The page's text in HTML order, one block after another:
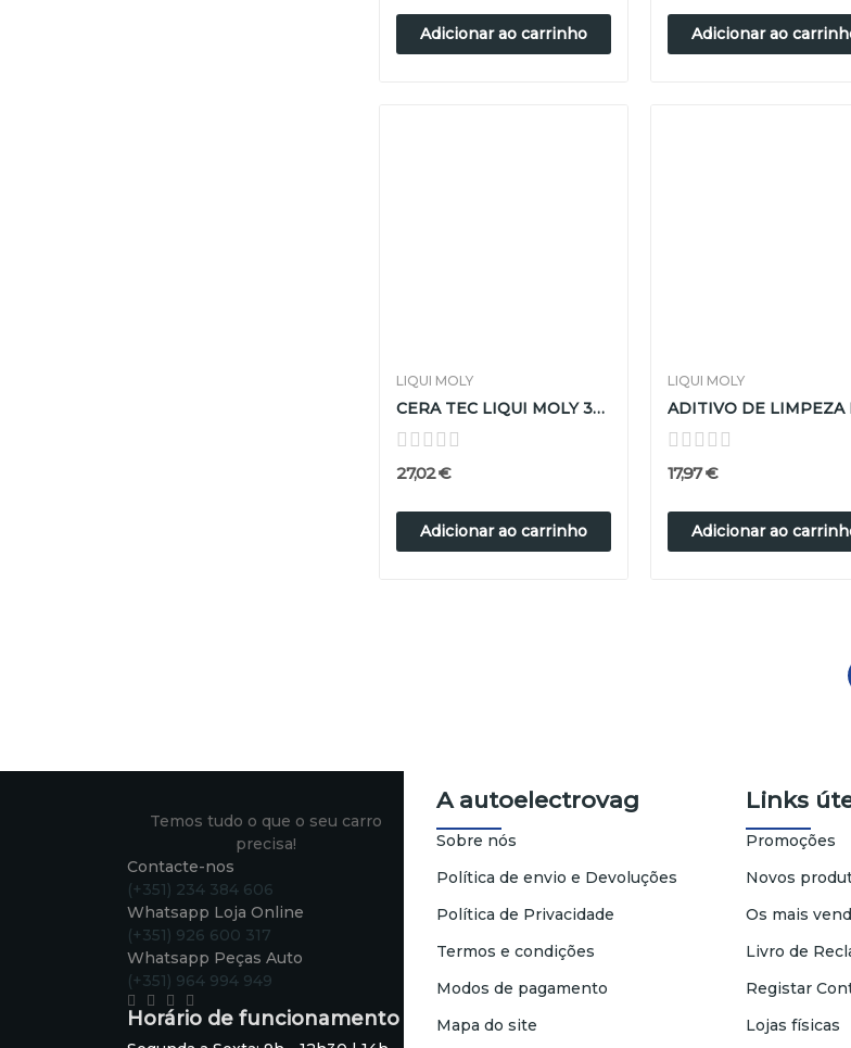
Adicionar ao carrinho Adicionar ao
LIQUI MOLY
CERA TEC LIQUI MOLY 300ML
27,02 €
Adicionar ao carrinho
LIQUI MOLY
17,97 €
Adicionar ao
Temos tudo o que o seu carro
precisa!
Contacte-nos
(+351) 234 384 606
Whatsapp Loja Online
(+351) 926 600 317
Whatsapp Peças Auto
(+351) 964 994 949
Horário de funcionamento
A autoelectrovag
Sobre nós
Política de envio e Devoluções
Política de Privacidade
Termos e condições
Modos de pagamento
Mapa do site
Links
Promoções
Novos
Os mais
Livro de
Registar
Lojas físicas